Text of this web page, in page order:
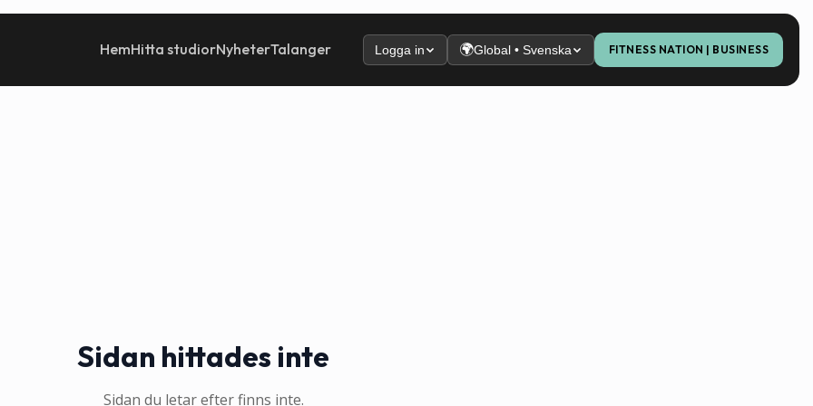
HemHitta studiorNyheterTalanger Logga in 🌍Global • Svenska FITNESS NATION | BUSINESS
Sidan hittades inte
Sidan du letar efter finns inte.